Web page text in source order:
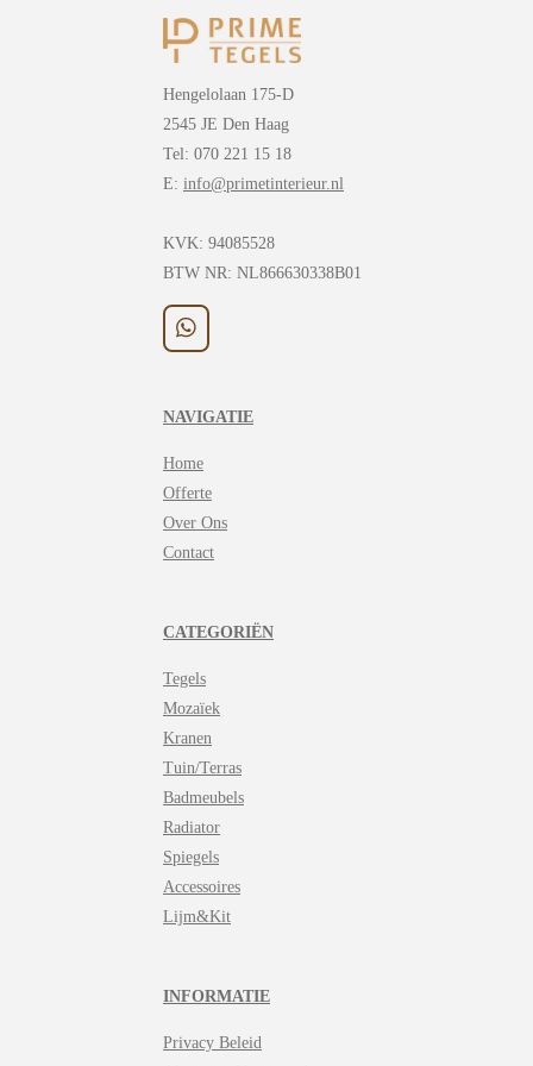
Hengelolaan 175-D
2545 JE Den Haag
Tel: 070 221 15 18
E: info@primetinterieur.nl
KVK: 94085528
BTW NR: NL866630338B01
W
h
s
p
p
NAVIGATIE
Home
Offerte
Over Ons
Contact
CATEGORIËN
Tegels
Mozaïek
Kranen
Tuin/Terras
Badmeubels
Radiator
Spiegels
Accessoires
Lijm&Kit
INFORMATIE
Privacy Beleid